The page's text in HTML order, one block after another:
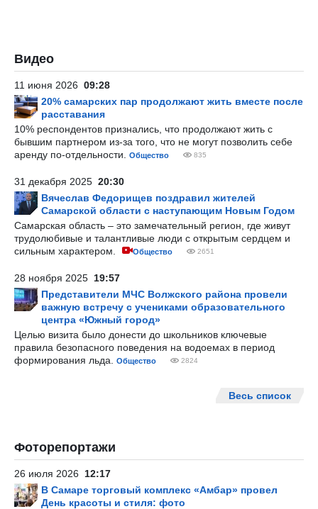
Видео
11 июня 2026 09:28
20% самарских пар продолжают жить вместе после
расставания
10% респондентов признались, что продолжают жить с
бывшим партнером из-за того, что не могут позволить себе
аренду по-отдельности.
Общество 835
31 декабря 2025 20:30
Вячеслав Федорищев поздравил жителей
Самарской области с наступающим Новым Годом
Самарская область – это замечательный регион, где живут
трудолюбивые и талантливые люди с открытым сердцем и
сильным характером.
Общество 2651
28 ноября 2025 19:57
Представители МЧС Волжского района провели
важную встречу с учениками образовательного
центра «Южный город»
Целью визита было донести до школьников ключевые
правила безопасного поведения на водоемах в период
формирования льда.
Общество 2824
Весь список
Фоторепортажи
26 июля 2026 12:17
В Самаре торговый комплекс «Амбар» провел
День красоты и стиля: фото